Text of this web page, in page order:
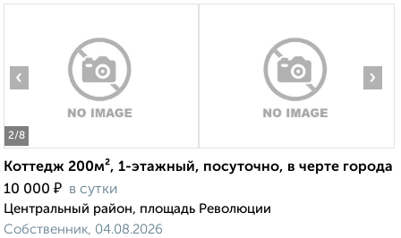
2/8
‹ ›
Коттедж 200м², 1-этажный, посуточно, в черте города
10 000 ₽ в сутки
Центральный район, площадь Революции
Собственник, 04.08.2026